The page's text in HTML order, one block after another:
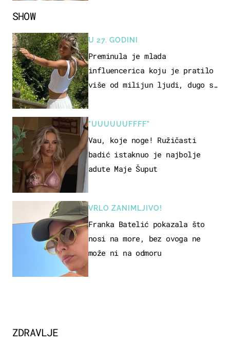
SHOW
U 27. GODINI
Preminula je mlada
influencerica koju je pratilo
više od milijun ljudi, dugo se
"UUUUUUFFFF"
Vau, koje noge! Ružičasti
badić istaknuo je najbolje
adute Maje Šuput
VRLO ZANIMLJIVO!
Franka Batelić pokazala što
nosi na more, bez ovoga ne
može ni na odmoru
ZDRAVLJE